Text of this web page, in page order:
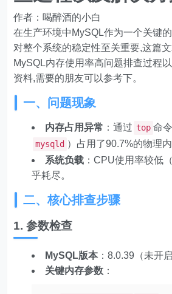
作者：喝醉酒的小白
在生产环境中MySQL作为一个关键
对整个系统的稳定性至关重要,这篇
MySQL内存使用率高问题排查过程
资料,需要的朋友可以参考下。
一、问题现象
内存占用异常 ：通过 top 命
mysqld ）占用了90.7%的物理
系统负载 ：CPU使用率较低
乎耗尽。
二、核心排查步骤
1. 参数检查
MySQL版本：8.0.39（未开
关键内存参数 ：